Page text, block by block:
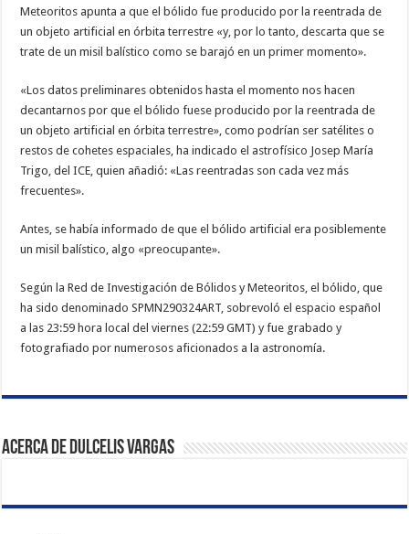
Meteoritos apunta a que el bólido fue producido por la reentrada de
un objeto artificial en órbita terrestre «y, por lo tanto, descarta que se
trate de un misil balístico como se barajó en un primer momento».
«Los datos preliminares obtenidos hasta el momento nos hacen
decantarnos por que el bólido fuese producido por la reentrada de
un objeto artificial en órbita terrestre», como podrían ser satélites o
restos de cohetes espaciales, ha indicado el astrofísico Josep María
Trigo, del ICE, quien añadió: «Las reentradas son cada vez más
frecuentes».
Antes, se había informado de que el bólido artificial era posiblemente
un misil balístico, algo «preocupante».
Según la Red de Investigación de Bólidos y Meteoritos, el bólido, que
ha sido denominado SPMN290324ART, sobrevoló el espacio español
a las 23:59 hora local del viernes (22:59 GMT) y fue grabado y
fotografiado por numerosos aficionados a la astronomía.
Acerca de Dulcelis Vargas